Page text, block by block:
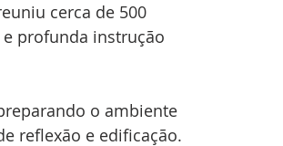
cerca de 500
profunda instrução
o ambiente
reflexão e edificação.